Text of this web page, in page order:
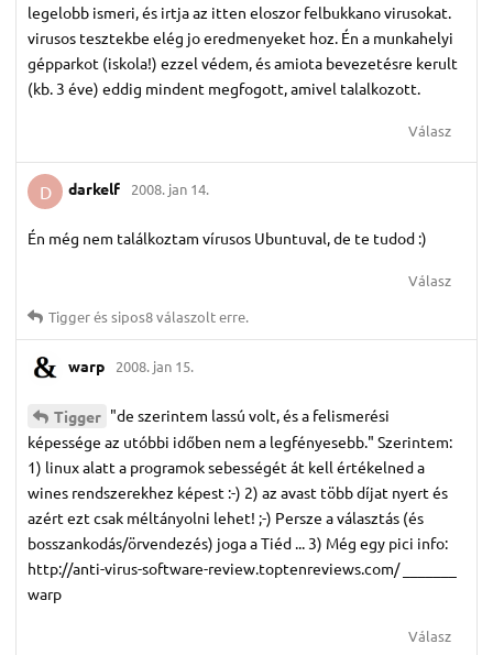
legelobb ismeri, és irtja az itten eloszor felbukkano virusokat.
virusos tesztekbe elég jo eredmenyeket hoz. Én a munkahelyi
gépparkot (iskola!) ezzel védem, és amiota bevezetésre kerult
(kb. 3 éve) eddig mindent megfogott, amivel talalkozott.
Válasz
D darkelf 2008. jan 14.
Én még nem találkoztam vírusos Ubuntuval, de te tudod :)
Válasz
Tiggeréssipos8válaszolt erre.
warp 2008. jan 15.
Tigger "de szerintem lassú volt, és a felismerési
képessége az utóbbi időben nem a legfényesebb." Szerintem:
1) linux alatt a programok sebességét át kell értékelned a
wines rendszerekhez képest :-) 2) az avast több díjat nyert és
azért ezt csak méltányolni lehet! ;-) Persze a választás (és
bosszankodás/örvendezés) joga a Tiéd ... 3) Még egy pici info:
http://anti-virus-software-review.toptenreviews.com/ _______
warp
Válasz